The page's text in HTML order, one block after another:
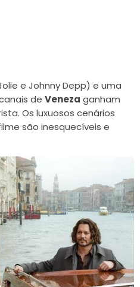
e Johnny Depp) e uma
de Veneza ganham
Os luxuosos cenários
são inesquecíveis e